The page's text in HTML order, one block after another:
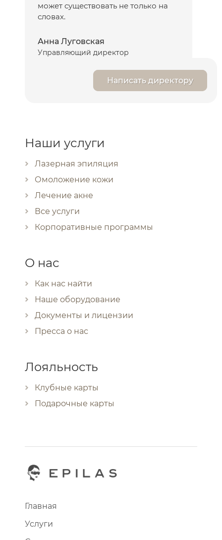
может существовать не только на
словах.
Анна Луговская
Управляющий директор
Написать директору
Наши услуги
Лазерная эпиляция
Омоложение кожи
Лечение акне
Все услуги
Корпоративные программы
О нас
Как нас найти
Наше оборудование
Документы и лицензии
Пресса о нас
Лояльность
Клубные карты
Подарочные карты
Главная
Услуги